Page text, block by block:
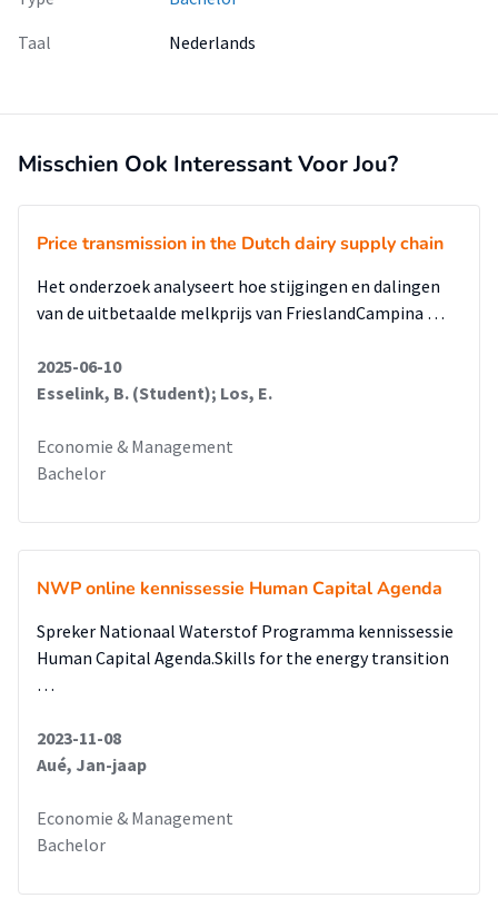
Taal
Nederlands
Misschien Ook Interessant Voor Jou?
Price transmission in the Dutch dairy supply chain
Het onderzoek analyseert hoe stijgingen en dalingen
van de uitbetaalde melkprijs van Friesland­Campina …
2025-06-10
Esselink, B. (Student); Los, E.
Economie & Management
Bachelor
NWP online kennissessie Human Capital Agenda
Spreker Nationaal Waterstof Programma kennissessie
Human Capital Agenda.Skills for the energy transition
…
2023-11-08
Aué, Jan-jaap
Economie & Management
Bachelor